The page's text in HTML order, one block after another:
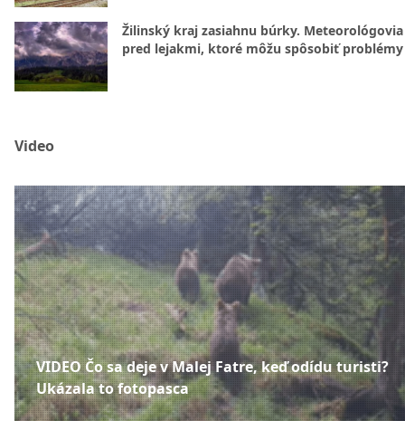
Žilinský kraj zasiahnu búrky.
pred lejakmi, ktoré môžu spôsobiť problémy
Video
VIDEO Čo sa deje v Malej Fatre, keď odídu turisti?
Ukázala to fotopasca